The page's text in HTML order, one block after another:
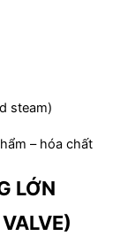
steam)
– hóa chất
LỚN